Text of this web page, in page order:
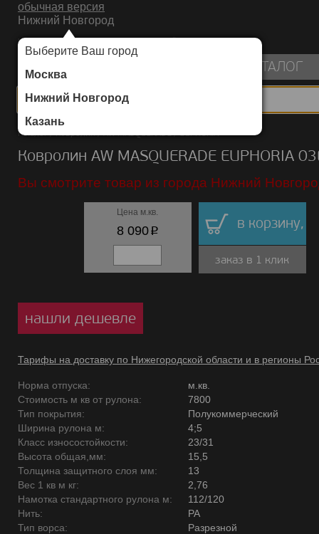
обычная версия
Нижний Новгород
Выберите Ваш город
Москва
Нижний Новгород
Казань
ИНТЕРНЕТ-МАГАЗИН НАПОЛЬНЫХ ПОКРЫТИЙ
КАТАЛОГ
Каталог/Ковролин/AW MASQUERADE/EUPHORIA
Ковролин AW MASQUERADE EUPHORIA
Вы смотрите товар из города Нижний
Цена м.кв.
8 090p в корзину,
заказ в 1 клик
нашли дешевле
Тарифы на доставку по Нижегородской области и в регионы
Норма отпуска:
м.кв.
Стоимость м кв от рулона:
7800
Тип покрытия:
Полукоммерческий
Ширина рулона м:
4;5
Класс износостойкости:
23/31
Высота общая,мм:
15,5
Толщина защитного слоя мм:
13
Вес 1 кв м кг:
2,76
Намотка стандартного рулона м:
112/120
Нить:
PA
Тип ворса:
Разрезной